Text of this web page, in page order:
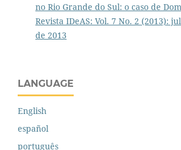
no Rio Grande do Sul: o caso de
Revista IDeAS: Vol. 7 No. 2 (2013):
de 2013
LANGUAGE
English
español
português